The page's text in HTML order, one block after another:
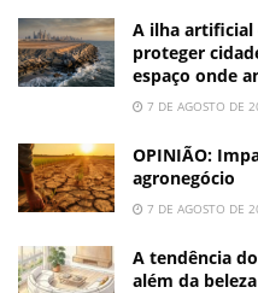
A ilha artificial
proteger
espaço onde
7 DE AGOSTO DE
OPINIÃO:
agronegócio
7 DE AGOSTO DE
A tendência
além da